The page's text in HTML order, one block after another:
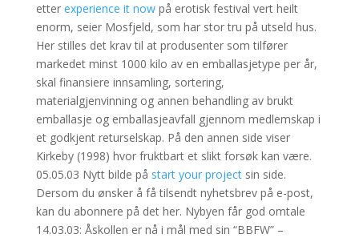
etter experience it nowpå erotisk festival vert heilt
enorm, seier Mosfjeld, som har stor tru på utseld hus.
Her stilles det krav til at produsenter som tilfører
markedet minst 1000 kilo av en emballasjetype per år,
skal finansiere innsamling, sortering,
materialgjenvinning og annen behandling av brukt
emballasje og emballasjeavfall gjennom medlemskap i
et godkjent returselskap. På den annen side viser
Kirkeby (1998) hvor fruktbart et slikt forsøk kan være.
05.05.03 Nytt bilde på start your projectsin side.
Dersom du ønsker å få tilsendt nyhetsbrev på e-post,
kan du abonnere på det her. Nybyen får god omtale
14.03.03: Åskollen er nå i mål med sin “BBFW” –